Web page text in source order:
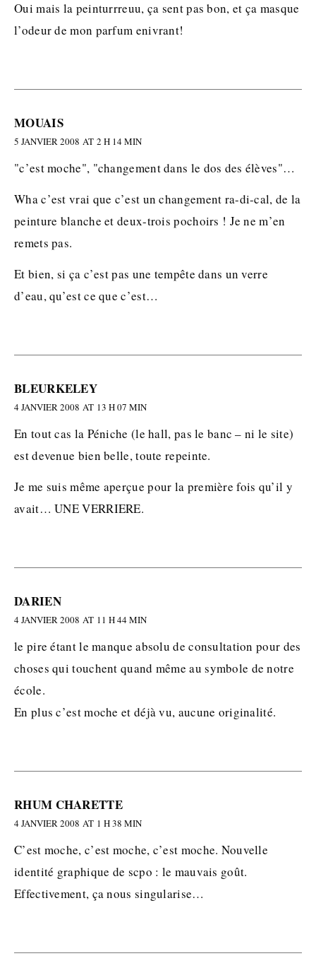
Oui mais la peinturrreuu, ça sent pas bon, et ça masque
l’odeur de mon parfum enivrant!
MOUAIS
5 JANVIER 2008 AT 2 H 14 MIN
"c’est moche", "changement dans le dos des élèves"…
Wha c’est vrai que c’est un changement ra-di-cal, de la
peinture blanche et deux-trois pochoirs ! Je ne m’en
remets pas.
Et bien, si ça c’est pas une tempête dans un verre
d’eau, qu’est ce que c’est…
BLEURKELEY
4 JANVIER 2008 AT 13 H 07 MIN
En tout cas la Péniche (le hall, pas le banc – ni le site)
est devenue bien belle, toute repeinte.
Je me suis même aperçue pour la première fois qu’il y
avait… UNE VERRIERE.
DARIEN
4 JANVIER 2008 AT 11 H 44 MIN
le pire étant le manque absolu de consultation pour des
choses qui touchent quand même au symbole de notre
école.
En plus c’est moche et déjà vu, aucune originalité.
RHUM CHARETTE
4 JANVIER 2008 AT 1 H 38 MIN
C’est moche, c’est moche, c’est moche. Nouvelle
identité graphique de scpo : le mauvais goût.
Effectivement, ça nous singularise…